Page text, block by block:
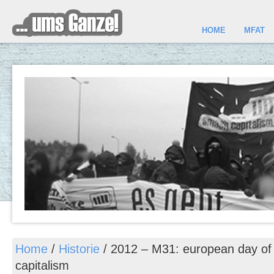
HOME MFAT
Home / Historie / 2012 – M31: european day
capitalism